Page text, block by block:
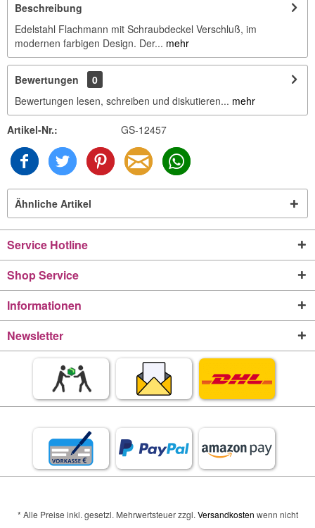
Beschreibung
Edelstahl Flachmann mit Schraubdeckel Verschluß, im
modernen farbigen Design. Der... mehr
Bewertungen
0
Bewertungen lesen, schreiben und diskutieren... mehr
Artikel-Nr.: GS-12457
Ähnliche Artikel
Service Hotline
Shop Service
Informationen
Newsletter
* Alle Preise inkl. gesetzl. Mehrwertsteuer zzgl. Versandkosten wenn nicht